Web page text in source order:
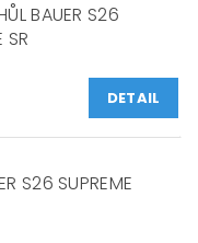
BAUER S26
SR
DETAIL
S26 SUPREME